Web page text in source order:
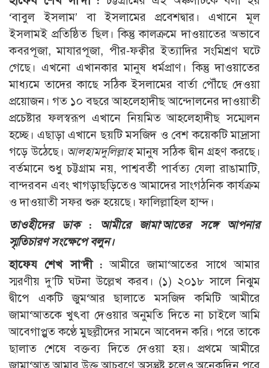
‘বাবুল ইসলাম’ বা ইসলামের প্রবেশদ্বার। এখানে মূল
ইসলামই প্রতিষ্ঠিত ছিল। কিন্তু কালক্রমে দাওয়াতের অভাবে
কবরপূজা, মাযারপূজা, পীর-ফক্বীর ইত্যাদির সংমিশ্রণ ঘটে
গেছে। এখনো এখানকার মানুষ ধর্মপ্রাণ। কিন্তু দাওয়াতের
মাধ্যমে তাদের কাছে সঠিক ইসলামের বার্তা পৌঁছে দেওয়া
প্রয়োজন। গত ১০ বছরে আহলেহাদীছ আন্দোলনের দাওয়াতী
প্রচেষ্টার ফলস্বরূপ এখানে নিয়মিত আহলেহাদীছ সম্মেলন
হচ্ছে। এছাড়া এখানে ছয়টি মসজিদ ও বেশ কয়েকটি মাদ্রাসা
গড়ে উঠেছে। আলহামদুলিল্লাহমানুষ সঠিক দ্বীন গ্রহণ করছে।
বর্তমানে শুধু চট্টগ্রাম নয়, পাশ্ববর্তী পার্বত্য যেলা রাঙামাটি,
বান্দরবন এবং খাগড়াছড়িতেও আমাদের সাংগঠনিক কার্যক্রম
ও দাওয়াতী সফর শুরু হয়েছে। ফালিল্লাহিল হাম্দ।
তাওহীদের ডাক : আমীরে জামা‘আতের সঙ্গে আপনার
স্মৃতিচারণ সংক্ষেপে বলুন।
হাফেয শেখ সা‘দী :আমীরে জামা‘আতের সাথে আমার
স্মরণীয় দু’টি ঘটনা উল্লেখ করব। (১) ২০১৮ সালে নিঝুম
দ্বীপে একটি জুম‘আর ছালাতে মসজিদ কমিটি আমীরে
জামা‘আতকে খুৎবা দেওয়ার অনুমতি দিতে না চাইলে আমি
আবেগাপ্লুত কণ্ঠে মুছল্লীদের সামনে আবেদন করি। পরে তাকে
ছালাত শেষে বক্তব্য দিতে দেওয়া হয়। প্রথমে আমীরে